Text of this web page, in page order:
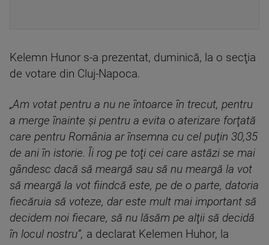
Kelemn Hunor s-a prezentat, duminică, la o secţia
de votare din Cluj-Napoca.
„Am votat pentru a nu ne întoarce în trecut, pentru
a merge înainte şi pentru a evita o aterizare forţată
care pentru România ar însemna cu cel puţin 30,35
de ani în istorie. Îi rog pe toţi cei care astăzi se mai
gândesc dacă să meargă sau să nu meargă la vot
să meargă la vot fiindcă este, pe de o parte, datoria
fiecăruia să voteze, dar este mult mai important să
decidem noi fiecare, să nu lăsăm pe alţii să decidă
în locul nostru”, a declarat Kelemen Huhor, la